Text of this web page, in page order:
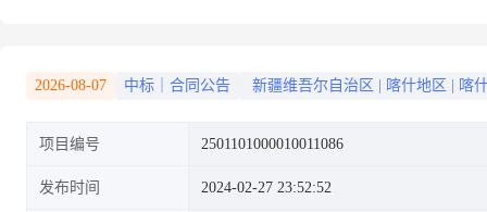
2026-08-07 中标｜合同公告 新疆维吾尔自治区 喀什地区 喀
项目编号 2501101000010011086
发布时间 2024-02-27 23:52:52